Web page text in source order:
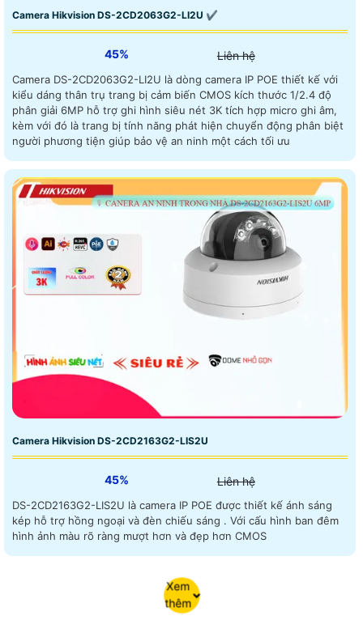
Camera Hikvision DS-2CD2063G2-LI2U ✔
45% Liên hệ
Camera DS-2CD2063G2-LI2U là dòng camera IP POE thiết kế với
kiểu dáng thân trụ trang bị cảm biến CMOS kích thước 1/2.4 độ
phân giải 6MP hỗ trợ ghi hình siêu nét 3K tích hợp micro ghi âm,
kèm với đó là trang bị tính năng phát hiện chuyển động phân biệt
người phương tiện giúp bảo vệ an ninh một cách tối ưu
Camera Hikvision DS-2CD2163G2-LIS2U
45% Liên hệ
DS-2CD2163G2-LIS2U là camera IP POE được thiết kế ánh sáng
kép hỗ trợ hồng ngoại và đèn chiếu sáng . Với cấu hình ban đêm
hình ảnh màu rõ ràng mượt hơn và đẹp hơn CMOS
Xem
thêm